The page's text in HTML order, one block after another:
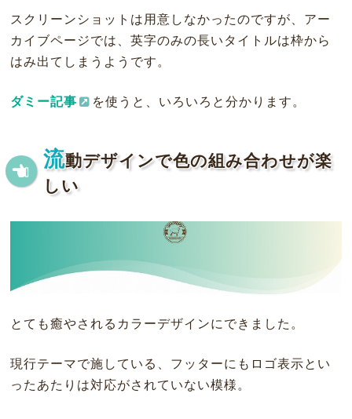
スクリーンショットは用意しなかったのですが、アー
カイブページでは、英字のみの長いタイトルは枠から
はみ出てしまうようです。
ダミー記事 を使うと、いろいろと分かります。
流動デザインで色の組み合わせが楽
しい
とても癒やされるカラーデザインにできました。
現行テーマで施している、フッターにもロゴ表示とい
ったあたりは対応がされていない模様。